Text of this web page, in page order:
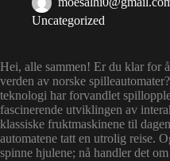
Uncategorized
Hei, alle sammen! Er du klar for
verden av norske
teknologi har forvandlet
fascinerende utviklingen av
klassiske fruktmaskinene til
automatene tatt en utrolig reise.
spinne hjulene; nå handler det